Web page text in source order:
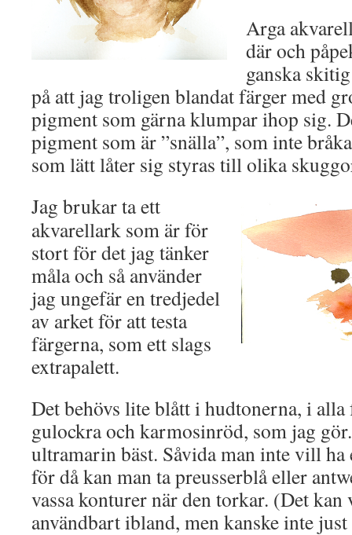
Arga
där och
ganska
på att jag troligen blandat färger med
pigment som gärna klumpar ihop sig.
pigment som är ”snälla”, som inte
som lätt låter sig styras till olika
Jag brukar ta ett
akvarellark som är för
stort för det jag tänker
måla och så använder
jag ungefär en tredjedel
av arket för att testa
färgerna, som ett slags
extrapalett.
Det behövs lite blått i hudtonerna, i
gulockra och karmosinröd, som jag
ultramarin bäst. Såvida man inte vill ha
för då kan man ta preusserblå eller
vassa konturer när den torkar. (Det kan
användbart ibland, men kanske inte